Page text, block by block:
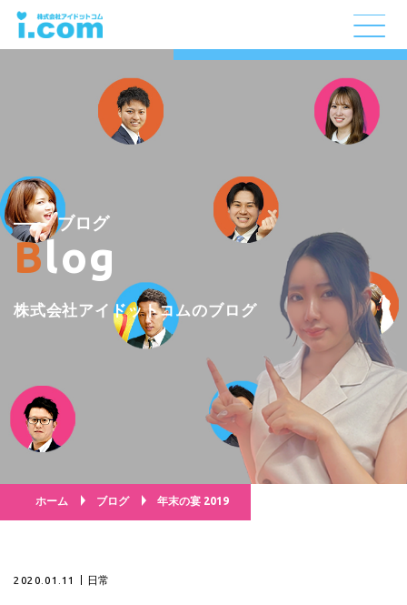
ブログ
Blog
株式会社アイドットコムのブログ
ホーム ブログ 年末の宴 2019
2020.01.11 日常